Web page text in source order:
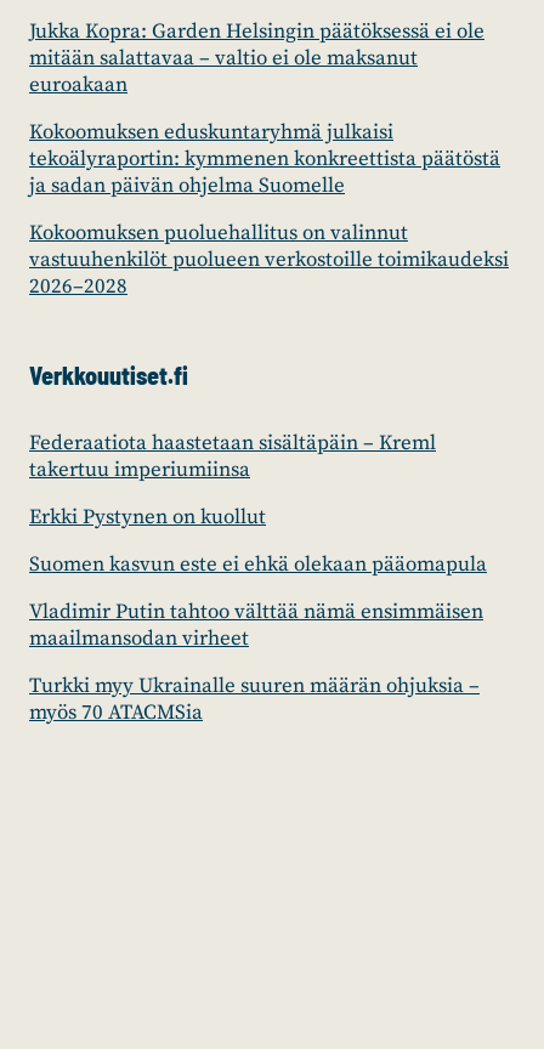
Jukka Kopra: Garden Helsingin päätöksessä ei ole
mitään salattavaa – valtio ei ole maksanut
euroakaan
Kokoomuksen eduskuntaryhmä julkaisi
tekoälyraportin: kymmenen konkreettista päätöstä
ja sadan päivän ohjelma Suomelle
Kokoomuksen puoluehallitus on valinnut
vastuuhenkilöt puolueen verkostoille toimikaudeksi
2026–2028
Verkkouutiset.fi
Federaatiota haastetaan sisältäpäin – Kreml
takertuu imperiumiinsa
Erkki Pystynen on kuollut
Suomen kasvun este ei ehkä olekaan pääomapula
Vladimir Putin tahtoo välttää nämä ensimmäisen
maailmansodan virheet
Turkki myy Ukrainalle suuren määrän ohjuksia –
myös 70 ATACMSia